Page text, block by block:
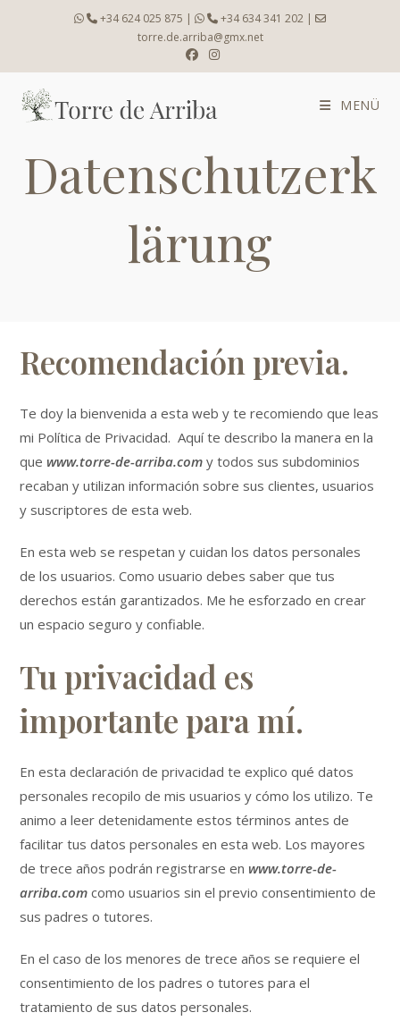
+34 624 025 875 | +34 634 341 202 |
torre.de.arriba@gmx.net
MENÜ
Datenschutzerk
lärung
Recomendación previa.
Te doy la bienvenida a esta web y te recomiendo que leas
mi Política de Privacidad. Aquí te describo la manera en la
que www.torre-de-arriba.com y todos sus subdominios
recaban y utilizan información sobre sus clientes, usuarios
y suscriptores de esta web.
En esta web se respetan y cuidan los datos personales
de los usuarios. Como usuario debes saber que tus
derechos están garantizados. Me he esforzado en crear
un espacio seguro y confiable.
Tu privacidad es
importante para mí.
En esta declaración de privacidad te explico qué datos
personales recopilo de mis usuarios y cómo los utilizo. Te
animo a leer detenidamente estos términos antes de
facilitar tus datos personales en esta web. Los mayores
de trece años podrán registrarse en www.torre-de-
arriba.com como usuarios sin el previo consentimiento de
sus padres o tutores.
En el caso de los menores de trece años se requiere el
consentimiento de los padres o tutores para el
tratamiento de sus datos personales.